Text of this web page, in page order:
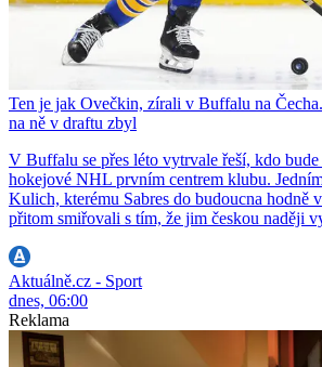
Ten je jak Ovečkin, zírali v Buffalu na
na ně v draftu zbyl
V Buffalu se přes léto vytrvale řeší, kdo
hokejové NHL prvním centrem klubu.
Kulich, kterému Sabres do budoucna hodně
přitom smiřovali s tím, že jim českou naději
Aktuálně.cz - Sport
dnes, 06:00
Reklama